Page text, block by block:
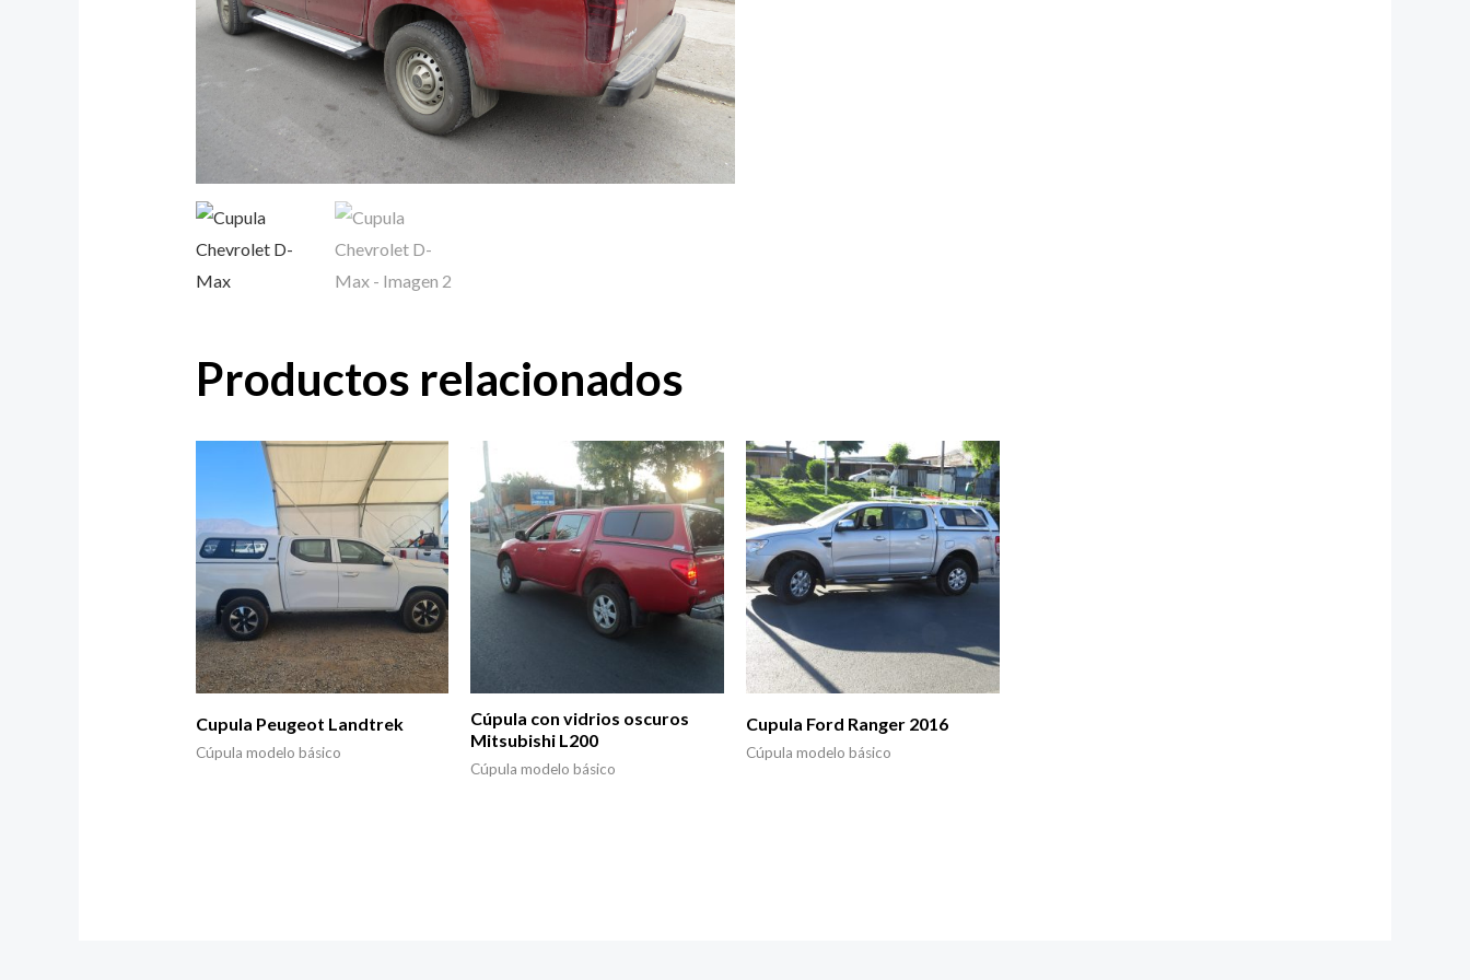
Productos relacionados
Cupula Peugeot Landtrek
Cúpula modelo básico
Cúpula con vidrios oscuros
Mitsubishi L200
Cúpula modelo básico
Cupula Ford Ranger 2016
Cúpula modelo básico